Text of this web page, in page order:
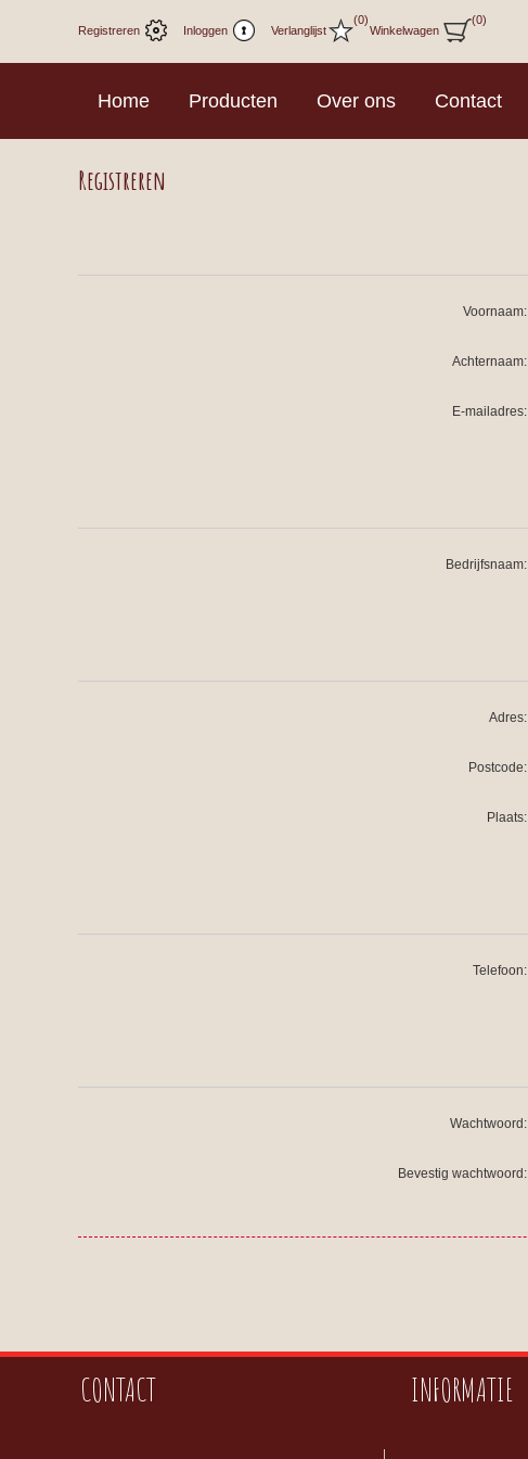
Registreren Inloggen Verlanglijst
(0)
Winkelwagen
(0)
Home Producten Over ons Contact
Registreren
Voornaam:
Achternaam:
E-mailadres:
Bedrijfsnaam:
Adres:
Postcode:
Plaats:
Telefoon:
Wachtwoord:
Bevestig wachtwoord:
CONTACT INFORMATIE